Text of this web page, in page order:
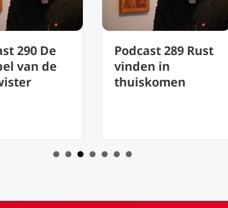
Podcast 289 Rust
vinden in
thuiskomen
gaat